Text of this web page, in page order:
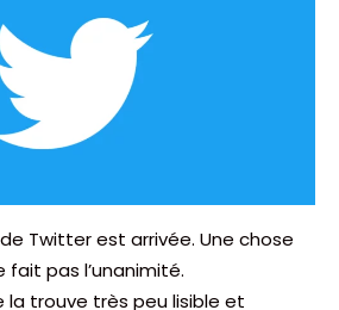
Twitter est arrivée. Une chose
pas l’unanimité.
la trouve très peu lisible et